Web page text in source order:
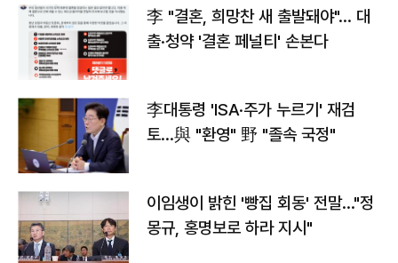
李 "결혼, 희망찬 새 출발돼야"… 대
출·청약 '결혼 페널티' 손본다
李대통령 'ISA·주가 누르기' 재검
토…與 "환영" 野 "졸속 국정"
이임생이 밝힌 '빵집 회동' 전말…"정
몽규, 홍명보로 하라 지시"